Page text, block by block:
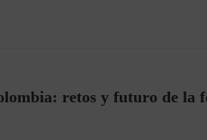
retos y futuro de la